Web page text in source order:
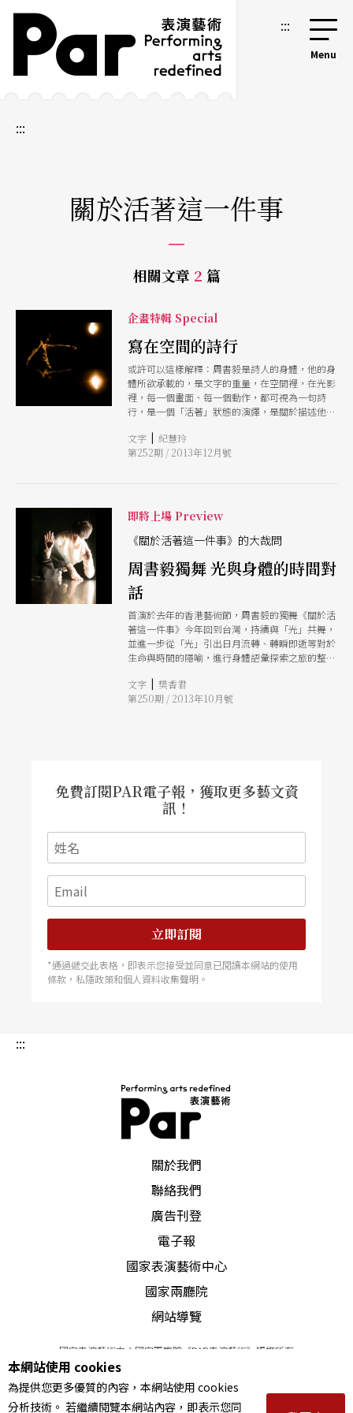
跳到主要內容區塊
網站導覽 :::
:::
關於活著這一件事
相關文章 2 篇
企畫特輯 Special
寫在空間的詩行
或許可以這樣解釋：周書毅是詩人的身體，他的身
體所欲承載的，是文字的重量，在空間裡，在光影
裡，每一個畫面、每一個動作，都可視為一句詩
行，是一個「活著」狀態的演繹，是關於描述他自
文字 | 紀慧玲
第252期 / 2013年12月號
即將上場 Preview
《關於活著這一件事》的大哉問
周書毅獨舞 光與身體的時間對
話
首演於去年的香港藝術節，周書毅的獨舞《關於活
著這一件事》今年回到台灣，持續與「光」共舞，
並進一步從「光」引出日月流轉、轉瞬即逝等對於
生命與時間的隱喻，進行身體語彙探索之旅的整
應更形豐富。
文字 | 樊香君
第250期 / 2013年10月號
免費訂閱PAR電子報，獲取更多藝文資
訊！
立即訂閱
*通過遞交此表格，即表示您接受並同意已閱讀本網站的使用
條款，私隱政策和個人資料收集聲明。
:::
關於我們
聯絡我們
廣告刊登
電子報
國家表演藝術中心
國家兩廳院
網站導覽
國家表演藝術中心國家兩廳院《PAR表演藝術》版權所有
© 2022Performing arts redefined. All Rights Reserved
統一編號 Tax Id number 00973926
本站所提供相關演出資訊，如有異動應以主辦單位公告為準。
本網站使用 cookies
為提供您更多優質的內容，本網站使用 cookies
分析技術。 若繼續閱覽本網站內容，即表示您同